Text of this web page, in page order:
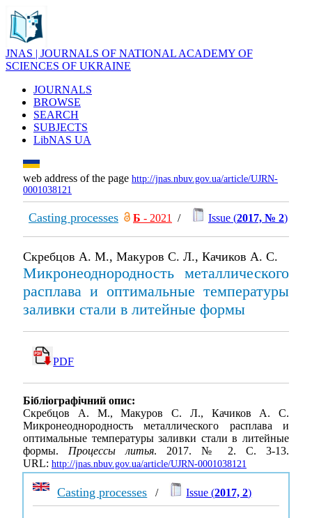
JNAS | JOURNALS OF NATIONAL ACADEMY OF
SCIENCES OF UKRAINE
JOURNALS
BROWSE
SEARCH
SUBJECTS
LibNAS UA
web address of the page http://jnas.nbuv.gov.ua/article/UJRN-
0001038121
Casting processes Б - 2021 / Issue (2017, № 2)
Скребцов А. М., Макуров С. Л., Качиков А. С.
Mикронеоднородность металлического
расплава и оптимальные температуры
заливки стали в литейные формы
PDF
Бібліографічний опис:
Скребцов А. М., Макуров С. Л., Качиков А. С.
Mикронеоднородность металлического расплава и
оптимальные температуры заливки стали в литейные
формы. Процессы литья. 2017. № 2. С. 3-13.
URL: http://jnas.nbuv.gov.ua/article/UJRN-0001038121
Casting processes / Issue (2017, 2)